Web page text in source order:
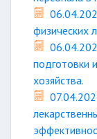
физических
подготовки
хозяйства.